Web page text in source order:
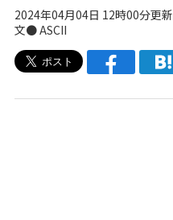
2024年04月04日 12時00分更新
文● ASCII